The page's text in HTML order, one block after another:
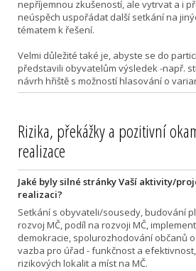
nepříjemnou zkušeností, ale vytrvat a i
neúspěch uspořádat další setkání na
tématem k řešení.
Velmi důležité také je, abyste se do
představili obyvatelům výsledek -např.
návrh hřiště s možností hlasování o
Rizika, překážky a pozitivní
realizace
Jaké byly silné stránky Vaší aktivity/
realizaci?
Setkání s obyvateli/sousedy, budování
rozvoj MČ, podíl na rozvoji MČ,
demokracie, spolurozhodování občanů
vazba pro úřad - funkčnost a
rizikových lokalit a míst na MČ.